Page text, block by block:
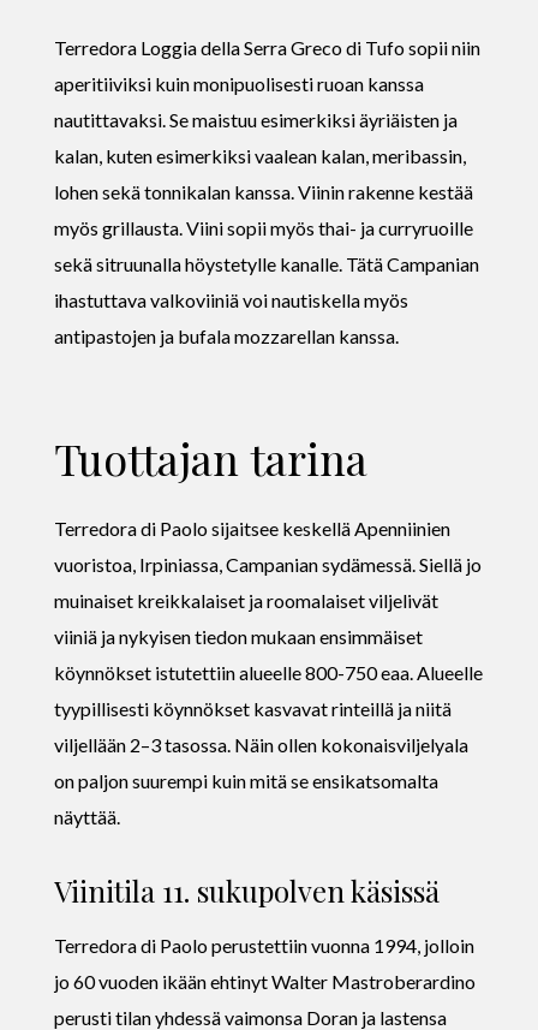
Terredora Loggia della Serra Greco di Tufo sopii niin
aperitiiviksi kuin monipuolisesti ruoan kanssa
nautittavaksi. Se maistuu esimerkiksi äyriäisten ja
kalan, kuten esimerkiksi vaalean kalan, meribassin,
lohen sekä tonnikalan kanssa. Viinin rakenne kestää
myös grillausta. Viini sopii myös thai- ja curryruoille
sekä sitruunalla höystetylle kanalle. Tätä Campanian
ihastuttava valkoviiniä voi nautiskella myös
antipastojen ja bufala mozzarellan kanssa.
Tuottajan tarina
Terredora di Paolo sijaitsee keskellä Apenniinien
vuoristoa, Irpiniassa, Campanian sydämessä. Siellä jo
muinaiset kreikkalaiset ja roomalaiset viljelivät
viiniä ja nykyisen tiedon mukaan ensimmäiset
köynnökset istutettiin alueelle 800-750 eaa. Alueelle
tyypillisesti köynnökset kasvavat rinteillä ja niitä
viljellään 2–3 tasossa. Näin ollen kokonaisviljelyala
on paljon suurempi kuin mitä se ensikatsomalta
näyttää.
Viinitila 11. sukupolven käsissä
Terredora di Paolo perustettiin vuonna 1994, jolloin
jo 60 vuoden ikään ehtinyt Walter Mastroberardino
perusti tilan yhdessä vaimonsa Doran ja lastensa